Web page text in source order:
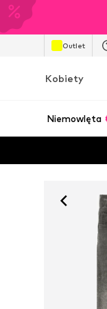
Outlet
Kobiety
Niemowlęta